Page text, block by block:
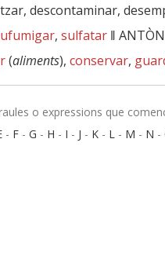
descontaminar,
, sulfatar ‖
(aliments), conservar,
o expressions que
- F - G - H - I - J - K - L - M - N -